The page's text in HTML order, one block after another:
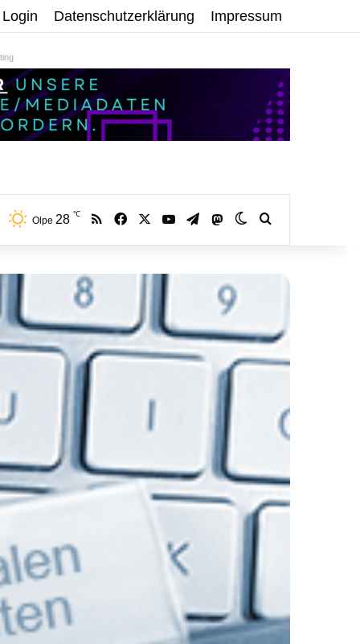
Login Datenschutzerklärung Impressum
Olpe 28 ℃ RSS Facebook YouTubeTelegramMastodonSkin umschalten